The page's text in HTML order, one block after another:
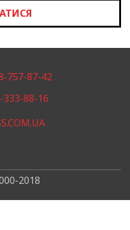
757-87-42
333-88-16
2018